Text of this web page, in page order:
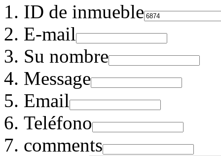
ID de inmueble
E-mail
Su nombre
Message
Email
Teléfono
comments